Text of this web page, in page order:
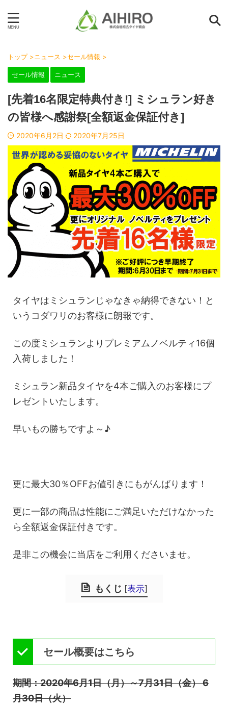
トップ >ニュース >セール情報 >
セール情報 ニュース
[先着16名限定特典付き!] ミシュラン好き
の皆様へ感謝祭[全額返金保証付き]
2020年6月2日 2020年7月25日
タイヤはミシュランじゃなきゃ納得できない！と
いうコダワリのお客様に朗報です。
この度ミシュランよりプレミアムノベルティ16個
入荷しました！
ミシュラン新品タイヤを4本ご購入のお客様にプ
レゼントいたします。
早いもの勝ちですよ～♪
更に最大30％OFFお値引きにもがんばります！
更に一部の商品は性能にご満足いただけなかった
ら全額返金保証付きです。
是非この機会に当店をご利用くださいませ。
もくじ [表示]
セール概要はこちら
期間：2020年6月1日（月）～7月31日（金） 6
月30日（火）